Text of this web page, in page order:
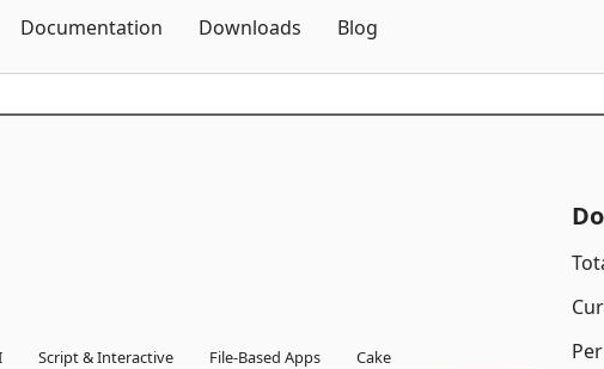
Documentation Downloads Blog
Script & Interactive File-Based Apps Cake